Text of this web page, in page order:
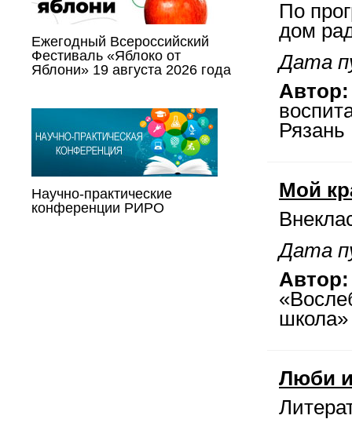
Ежегодный Всероссийский
Фестиваль «Яблоко от
Яблони» 19 августа 2026 года
Научно-практические
конференции РИРО
По
дом
Дата
Автор:
Рязань
Мой
Дата
Автор:
школа»
Люби